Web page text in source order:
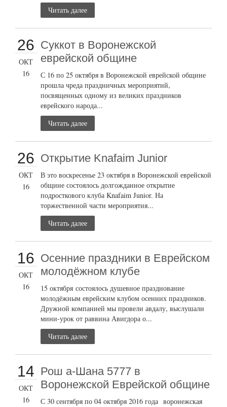
Читать далее
26
ОКТ
16
Суккот в Воронежской
еврейской общине
С 16 по 25 октября в Воронежской еврейской общине
прошла чреда праздничных мероприятий,
посвященных одному из великих праздников
еврейского народа...
Читать далее
26
ОКТ
16
Открытие Knafaim Junior
В это воскресенье 23 октября в Воронежской еврейской
общине состоялось долгожданное открытие
подросткового клуба Knafaim Junior. На
торжественной части мероприятия...
Читать далее
16
ОКТ
16
Осенние праздники в Еврейском
молодёжном клубе
15 октября состоялось душевное празднование
молодёжным еврейским клубом осенних праздников.
Дружной компанией мы провели авдалу, выслушали
мини-урок от раввина Авигдора о...
Читать далее
14
ОКТ
16
Рош а-Шана 5777 в
Воронежской Еврейской общине
С 30 сентября по 04 октября 2016 года воронежская